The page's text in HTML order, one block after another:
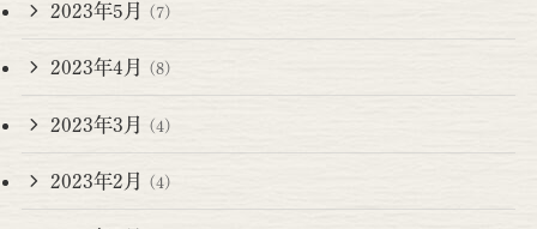
2023年5月 (7)
2023年4月 (8)
2023年3月 (4)
2023年2月 (4)